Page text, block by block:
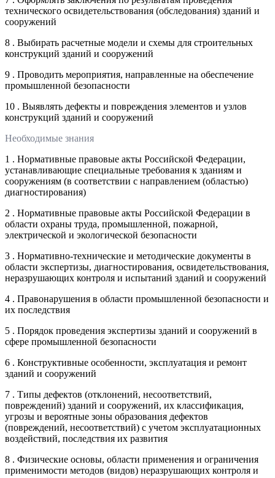
технического освидетельствования (обследования) зданий и
сооружений
8 . Выбирать расчетные модели и схемы для строительных
конструкций зданий и сооружений
9 . Проводить мероприятия, направленные на обеспечение
промышленной безопасности
10 . Выявлять дефекты и повреждения элементов и узлов
конструкций зданий и сооружений
Необходимые знания
1 . Нормативные правовые акты Российской Федерации,
устанавливающие специальные требования к зданиям и
сооружениям (в соответствии с направлением (областью)
диагностирования)
2 . Нормативные правовые акты Российской Федерации в
области охраны труда, промышленной, пожарной,
электрической и экологической безопасности
3 . Нормативно-технические и методические документы в
области экспертизы, диагностирования, освидетельствования,
неразрушающих контроля и испытаний зданий и сооружений
4 . Правонарушения в области промышленной безопасности и
их последствия
5 . Порядок проведения экспертизы зданий и сооружений в
сфере промышленной безопасности
6 . Конструктивные особенности, эксплуатация и ремонт
зданий и сооружений
7 . Типы дефектов (отклонений, несоответствий,
повреждений) зданий и сооружений, их классификация,
угрозы и вероятные зоны образования дефектов
(повреждений, несоответствий) с учетом эксплуатационных
воздействий, последствия их развития
8 . Физические основы, области применения и ограничения
применимости методов (видов) неразрушающих контроля и